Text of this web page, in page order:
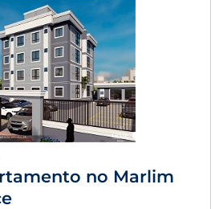
no Marlim